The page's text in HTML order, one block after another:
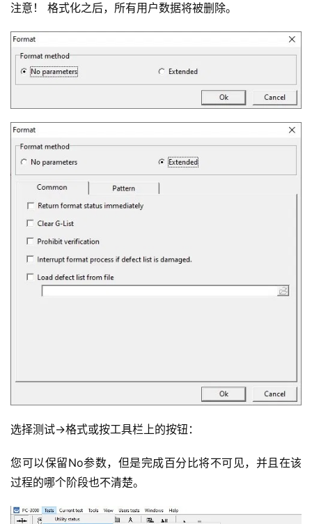
注意！ 格式化之后，所有用户数据将被删除。
选择测试->格式或按工具栏上的按钮：
您可以保留No参数，但是完成百分比将不可见，并且在该
过程的哪个阶段也不清楚。